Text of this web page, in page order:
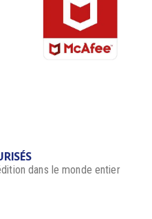
dans le monde entier